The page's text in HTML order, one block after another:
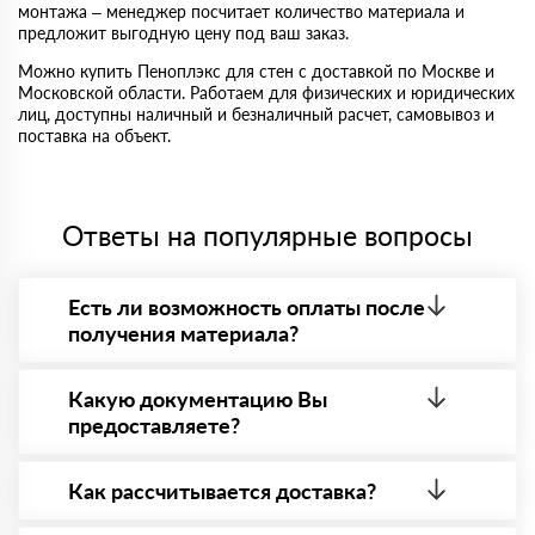
монтажа – менеджер посчитает количество материала и
предложит выгодную цену под ваш заказ.
Можно купить Пеноплэкс для стен с доставкой по Москве и
Московской области. Работаем для физических и юридических
лиц, доступны наличный и безналичный расчет, самовывоз и
поставка на объект.
Ответы на популярные вопросы
Есть ли возможность оплаты после
получения материала?
- оплата по факту получения товара. При этом,
если доставленный товар был ненадлежащего
качества, то Вы вправе от него отказаться.
Какую документацию Вы
предоставляете?
все сертификаты и паспорта качества, а также
товарно-транспортную накладную.
Как рассчитывается доставка?